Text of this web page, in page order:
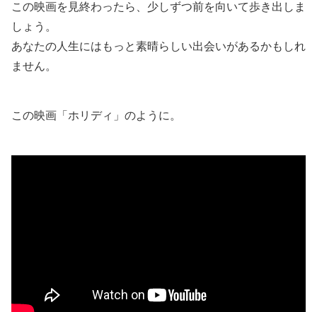
この映画を見終わったら、少しずつ前を向いて歩き出しま
しょう。
あなたの人生にはもっと素晴らしい出会いがあるかもしれ
ません。
この映画「ホリディ」のように。